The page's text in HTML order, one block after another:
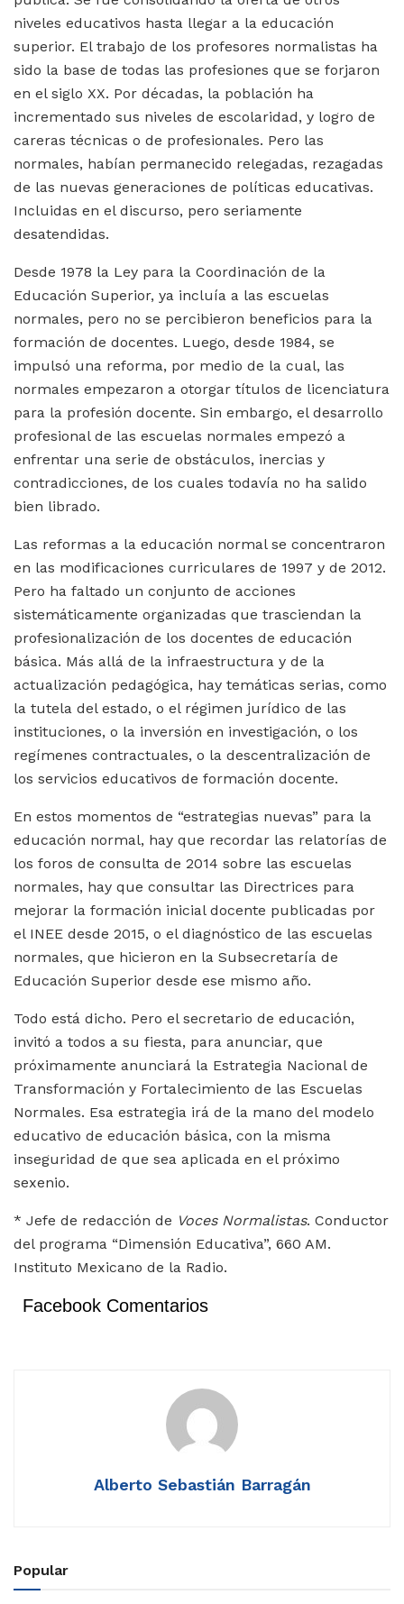
niveles educativos hasta llegar a la educación
superior. El trabajo de los profesores normalistas ha
sido la base de todas las profesiones que se forjaron
en el siglo XX. Por décadas, la población ha
incrementado sus niveles de escolaridad, y logro de
careras técnicas o de profesionales. Pero las
normales, habían permanecido relegadas, rezagadas
de las nuevas generaciones de políticas educativas.
Incluidas en el discurso, pero seriamente
desatendidas.
Desde 1978 la Ley para la Coordinación de la
Educación Superior, ya incluía a las escuelas
normales, pero no se percibieron beneficios para la
formación de docentes. Luego, desde 1984, se
impulsó una reforma, por medio de la cual, las
normales empezaron a otorgar títulos de licenciatura
para la profesión docente. Sin embargo, el desarrollo
profesional de las escuelas normales empezó a
enfrentar una serie de obstáculos, inercias y
contradicciones, de los cuales todavía no ha salido
bien librado.
Las reformas a la educación normal se concentraron
en las modificaciones curriculares de 1997 y de 2012.
Pero ha faltado un conjunto de acciones
sistemáticamente organizadas que trasciendan la
profesionalización de los docentes de educación
básica. Más allá de la infraestructura y de la
actualización pedagógica, hay temáticas serias, como
la tutela del estado, o el régimen jurídico de las
instituciones, o la inversión en investigación, o los
regímenes contractuales, o la descentralización de
los servicios educativos de formación docente.
En estos momentos de “estrategias nuevas” para la
educación normal, hay que recordar las relatorías de
los foros de consulta de 2014 sobre las escuelas
normales, hay que consultar las Directrices para
mejorar la formación inicial docente publicadas por
el INEE desde 2015, o el diagnóstico de las escuelas
normales, que hicieron en la Subsecretaría de
Educación Superior desde ese mismo año.
Todo está dicho. Pero el secretario de educación,
invitó a todos a su fiesta, para anunciar, que
próximamente anunciará la Estrategia Nacional de
Transformación y Fortalecimiento de las Escuelas
Normales. Esa estrategia irá de la mano del modelo
educativo de educación básica, con la misma
inseguridad de que sea aplicada en el próximo
sexenio.
* Jefe de redacción de Voces Normalistas. Conductor
del programa “Dimensión Educativa”, 660 AM.
Instituto Mexicano de la Radio.
Facebook Comentarios
Alberto Sebastián Barragán
Popular